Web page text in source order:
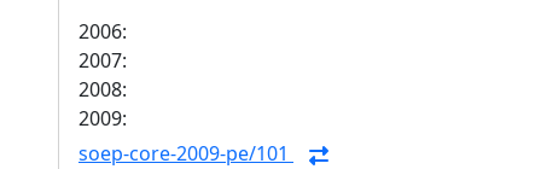
2006:
2007:
2008:
2009:
soep-core-2009-pe/101